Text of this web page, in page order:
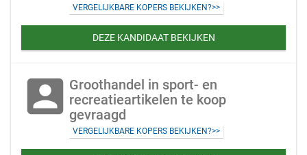
VERGELIJKBARE KOPERS BEKIJKEN?>>
DEZE KANDIDAAT BEKIJKEN
account_box Groothandel in sport- en
recreatieartikelen te koop
gevraagd
VERGELIJKBARE KOPERS BEKIJKEN?>>